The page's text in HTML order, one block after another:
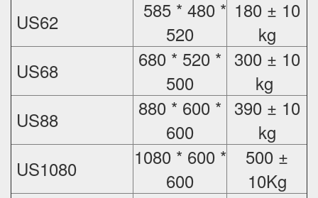
US62
585 * 480 *
520
180 ± 10
kg
US68
680 * 520 *
500
300 ± 10
kg
US88
880 * 600 *
600
390 ± 10
kg
US1080
1080 * 600 *
600
500 ±
10Kg